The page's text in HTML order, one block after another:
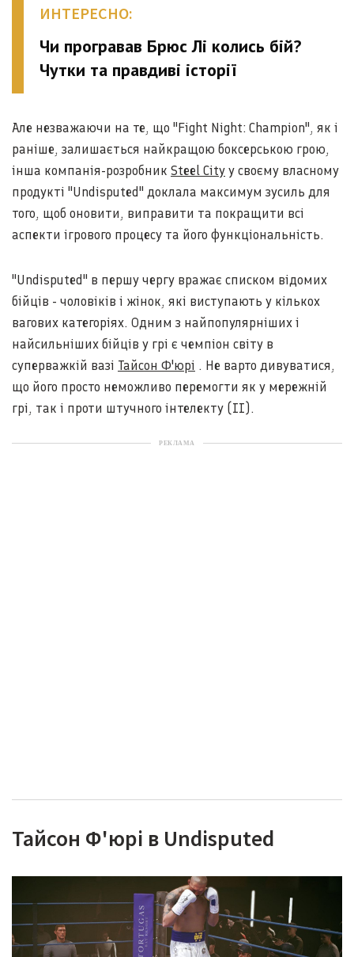
ИНТЕРЕСНО:
Чи програвав Брюс Лі колись бій?
Чутки та правдиві історії
Але незважаючи на те, що "Fight Night: Champion", як і
раніше, залишається найкращою боксерською грою,
інша компанія-розробник Steel City у своєму власному
продукті "Undisputed" доклала максимум зусиль для
того, щоб оновити, виправити та покращити всі
аспекти ігрового процесу та його функціональність.
"Undisputed" в першу чергу вражає списком відомих
бійців - чоловіків і жінок, які виступають у кількох
вагових категоріях. Одним з найпопулярніших і
найсильніших бійців у грі є чемпіон світу в
суперважкій вазі Тайсон Ф'юрі . Не варто дивуватися,
що його просто неможливо перемогти як у мережній
грі, так і проти штучного інтелекту (ІІ).
РЕКЛАМА
Тайсон Ф'юрі в Undisputed